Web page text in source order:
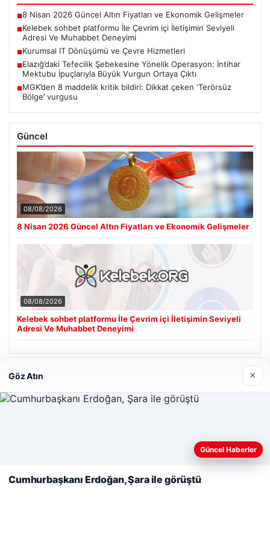
■8 Nisan 2026 Güncel Altın Fiyatları ve Ekonomik Gelişmeler
■Kelebek sohbet platformu İle Çevrim içi İletişimin Seviyeli
Adresi Ve Muhabbet Deneyimi
■Kurumsal IT Dönüşümü ve Çevre Hizmetleri
■Elazığ’daki Tefecilik Şebekesine Yönelik Operasyon: İntihar
Mektubu İpuçlarıyla Büyük Vurgun Ortaya Çıktı
■MGK’den 8 maddelik kritik bildiri: Dikkat çeken ‘Terörsüz
Bölge’ vurgusu
Güncel
08/08/2026
8 Nisan 2026 Güncel Altın Fiyatları ve Ekonomik Gelişmeler
08/08/2026
Kelebek sohbet platformu İle Çevrim içi İletişimin Seviyeli
Adresi Ve Muhabbet Deneyimi
Son Eklenen Firmalar
Cengiz Sigorta
deneyiminizi kişiselleştirmek ve geliştirmek amacıyla çerezler
Reddet Kabul Et
Göz Atın ×
Güncel Haberler
Cumhurbaşkanı Erdoğan, Şara ile görüştü